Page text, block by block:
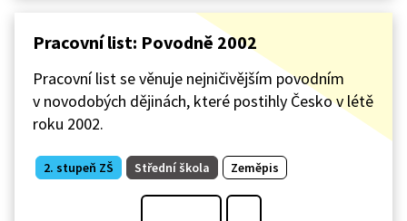
Pracovní list: Povodně 2002
Pracovní list se věnuje nejničivějším povodním
v novodobých dějinách, které postihly Česko v létě
roku 2002.
2. stupeň ZŠ Střední škola Zeměpis